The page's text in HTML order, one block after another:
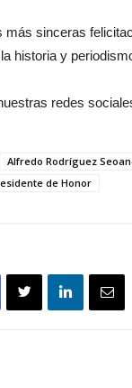
sinceras
historia y
redes
Alfredo Rodríguez
de Honor